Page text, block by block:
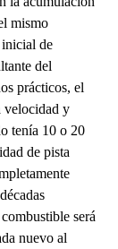
mismo
inicial de
del
prácticos, el
velocidad y
tenía 10 o 20
de pista
será
nuevo al